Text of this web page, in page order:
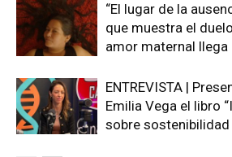
“El lugar de la
que muestra el
amor maternal llega
ENTREVISTA |
Emilia Vega el libro
sobre